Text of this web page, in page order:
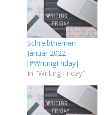
Schreibthemen
Januar 2022 –
[#WritingFriday]
In "Writing Friday"